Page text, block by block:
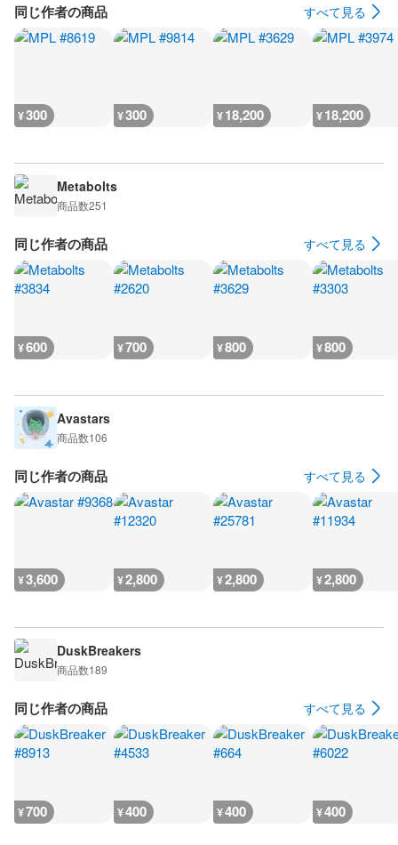
同じ作者の商品 すべて見る
¥300 ¥300 ¥18,200 ¥18,200
Metabolts
商品数251
同じ作者の商品 すべて見る
¥600 ¥700 ¥800 ¥800
Avastars
商品数106
同じ作者の商品 すべて見る
¥3,600 ¥2,800 ¥2,800 ¥2,800
DuskBreakers
商品数189
同じ作者の商品 すべて見る
¥700 ¥400 ¥400 ¥400